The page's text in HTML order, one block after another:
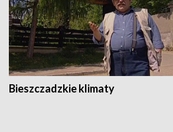
Bieszczadzkie klimaty